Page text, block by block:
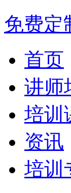
免费定
首页
讲师
培训
资讯
培训